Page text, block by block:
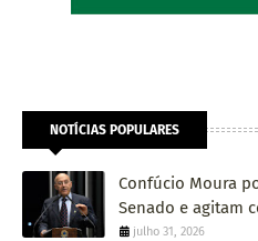
NOTÍCIAS POPULARES
Confúcio Moura
Senado e agitam
julho 31, 2026